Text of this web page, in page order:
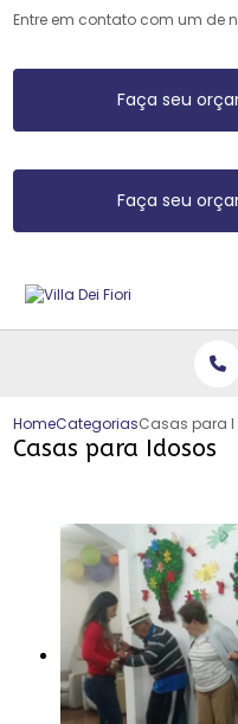
Entre em contato com um de
Faça seu
Faça seu
HomeCategoriasCasas para
Casas para Idosos